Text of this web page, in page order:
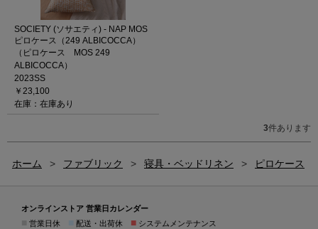
SOCIETY (ソサエティ) - NAP MOS
ピロケース（249 ALBICOCCA）
（ピロケース MOS 249
ALBICOCCA）
2023SS
￥23,100
在庫：在庫あり
3件あります
ホーム > ファブリック > 寝具・ベッドリネン > ピロケース
オンラインストア 営業日カレンダー
営業日休 配送・出荷休 ■ システムメンテナンス